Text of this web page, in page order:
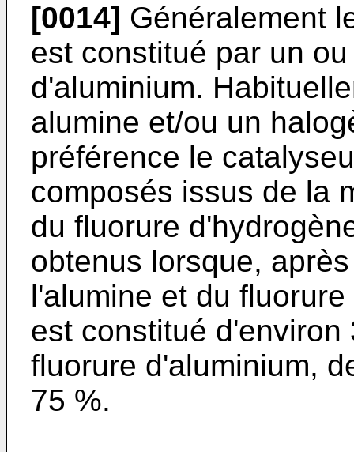
[0014] Généralement
est constitué par un
d'aluminium.
alumine et/ou un
préférence le
composés issus de la
du fluorure
obtenus lorsque,
l'alumine et du
est constitué
fluorure d'aluminium,
75 %.